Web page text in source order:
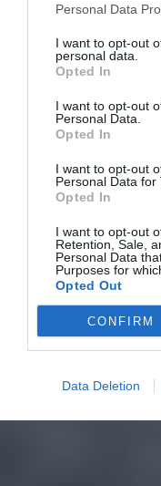
Personal Data
I want to opt-out
personal data.
Opted In
I want to opt-out
Personal Data.
Opted In
I want to opt-out
Personal Data for
Opted In
I want to opt-out
Retention, Sale,
Personal Data
Purposes for
Opted Out
CONFIRM
Data Deletion